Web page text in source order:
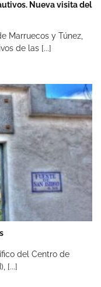
Nueva visita del
Marruecos y Túnez,
de las [...]
del Centro de
[...]